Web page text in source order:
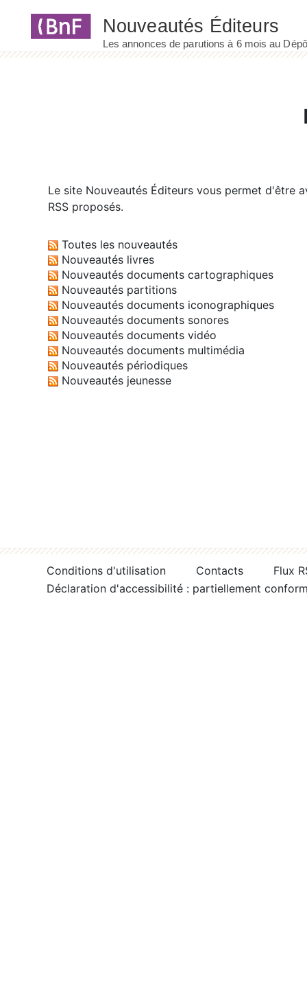
Le site Nouveautés Éditeurs vous permet d'être
RSS proposés.
Toutes les nouveautés
Nouveautés livres
Nouveautés documents cartographiques
Nouveautés partitions
Nouveautés documents iconographiques
Nouveautés documents sonores
Nouveautés documents vidéo
Nouveautés documents multimédia
Nouveautés périodiques
Nouveautés jeunesse
Conditions d'utilisation Contacts
Flux
Déclaration d'accessibilité : partiellement